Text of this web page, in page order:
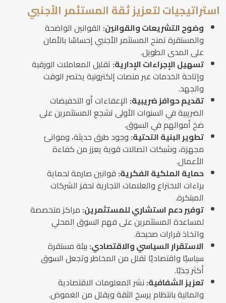
استراتيجيات لتعزيز ثقة المستثمر الأجنبي
وضوح التشريعات والقوانين: القوانين الواضحة
والمستقرة تمنح المستثمر الأجنبي إحساسًا بالأمان
على المدى الطويل.
تسهيل الإجراءات الإدارية: تقليل المعاملات الورقية
وإتاحة الخدمات عبر منصات إلكترونية يختصر الوقت
والجهد.
تقديم حوافز ضريبية: الإعفاءات أو التخفيضات
الضريبية في السنوات الأولى تشجع المستثمرين على
ضخ أموالهم في السوق.
تطوير البنية التحتية: وجود طرق حديثة، وموانئ
مجهزة، وشبكات اتصالات قوية يعزز من كفاءة
الأعمال.
حماية الملكية الفكرية: قوانين صارمة لحماية
براءات الاختراع والعلامات التجارية تحفز الشركات
المبتكرة.
توفير دعم استشاري للمستثمرين: مراكز متخصصة
لمساعدة المستثمرين على فهم السوق المحلي
واتخاذ قرارات صحيحة.
الاستقرار السياسي والاقتصادي: بيئة مستقرة
سياسيًا واقتصاديًا تقلل من المخاطر وتجعل السوق
أكثر جذبًا.
تعزيز الشفافية: نشر المعلومات الاقتصادية
والمالية بانتظام يرسخ الثقة ويقلل من الغموض.